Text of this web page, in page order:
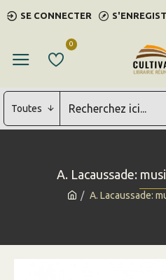
SE CONNECTER
0
Toutes
A. Lacaussade:
A. Lacaussade: